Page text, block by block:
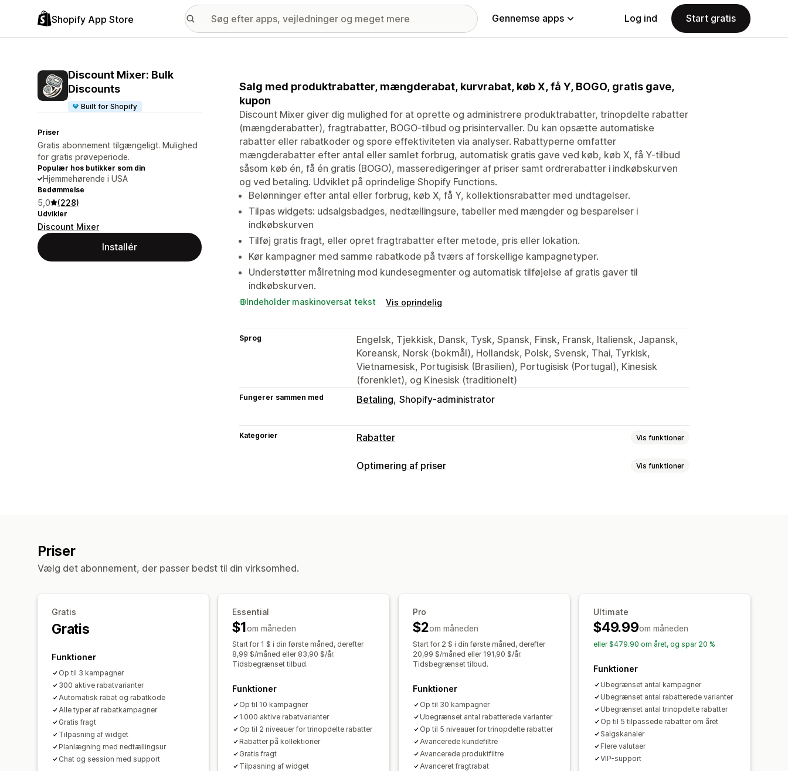
Shopify App Store Gennemse apps Log ind Start gratis
Discount Mixer: Bulk
Discounts
Built for Shopify
Priser
Gratis abonnement tilgængeligt. Mulighed
for gratis prøveperiode.
Populær hos butikker som din
Hjemmehørende i USA
Bedømmelse
5,0 (228)
Udvikler
Discount Mixer
Installér
Salg med produktrabatter, mængderabat, kurvrabat, køb X, få Y, BOGO, gratis gave,
kupon
Discount Mixer giver dig mulighed for at oprette og administrere produktrabatter, trinopdelte rabatter
(mængderabatter), fragtrabatter, BOGO-tilbud og prisintervaller. Du kan opsætte automatiske
rabatter eller rabatkoder og spore effektiviteten via analyser. Rabattyperne omfatter
mængderabatter efter antal eller samlet forbrug, automatisk gratis gave ved køb, køb X, få Y-tilbud
såsom køb én, få én gratis (BOGO), masseredigeringer af priser samt ordrerabatter i indkøbskurven
og ved betaling. Udviklet på oprindelige Shopify Functions.
Belønninger efter antal eller forbrug, køb X, få Y, kollektionsrabatter med undtagelser.
Tilpas widgets: udsalgsbadges, nedtællingsure, tabeller med mængder og besparelser i
indkøbskurven
Tilføj gratis fragt, eller opret fragtrabatter efter metode, pris eller lokation.
Kør kampagner med samme rabatkode på tværs af forskellige kampagnetyper.
Understøtter målretning mod kundesegmenter og automatisk tilføjelse af gratis gaver til
indkøbskurven.
Indeholder maskinoversat tekst Vis oprindelig
Sprog
Engelsk, Tjekkisk, Dansk, Tysk, Spansk, Finsk, Fransk, Italiensk, Japansk,
Koreansk, Norsk (bokmål), Hollandsk, Polsk, Svensk, Thai, Tyrkisk,
Vietnamesisk, Portugisisk (Brasilien), Portugisisk (Portugal), Kinesisk
(forenklet), og Kinesisk (traditionelt)
Fungerer sammen med Betaling Shopify-administrator
Kategorier Rabatter Vis funktioner
Rabattyper
Administration af rabatter
Redigeringsværktøj
Import og eksport Tilpasset kode
Valutakonvertering
Tilpasning til lokale forhold
Kampagner
Udløsere og regler
Kombinering af rabatter
Automatiseringer
Geolokation Segmentering
Optimering af priser Vis funktioner
Rapporter
Priser
Vælg det abonnement, der passer bedst til din virksomhed.
Gratis
Gratis
Funktioner
Op til 3 kampagner
300 aktive rabatvarianter
Automatisk rabat og rabatkode
Alle typer af rabatkampagner
Gratis fragt
Tilpasning af widget
Planlægning med nedtællingsur
Chat og session med support
Essential
$1om måneden
Start for 1 $ i din første måned, derefter
8,99 $/måned eller 83,90 $/år.
Tidsbegrænset tilbud.
Funktioner
Op til 10 kampagner
1.000 aktive rabatvarianter
Op til 2 niveauer for trinopdelte rabatter
Rabatter på kollektioner
Gratis fragt
Tilpasning af widget
Pro
$2om måneden
Start for 2 $ i din første måned, derefter
20,99 $/måned eller 191,90 $/år.
Tidsbegrænset tilbud.
Funktioner
Op til 30 kampagner
Ubegrænset antal rabatterede varianter
Op til 5 niveauer for trinopdelte rabatter
Avancerede kundefiltre
Avancerede produktfiltre
Avanceret fragtrabat
Ultimate
$49.99om måneden
eller $479.90 om året, og spar 20 %
Funktioner
Ubegrænset antal kampagner
Ubegrænset antal rabatterede varianter
Ubegrænset antal trinopdelte rabatter
Op til 5 tilpassede rabatter om året
Salgskanaler
Flere valutaer
VIP-support